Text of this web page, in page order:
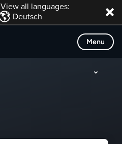
View all languages:
Deutsch
Menu